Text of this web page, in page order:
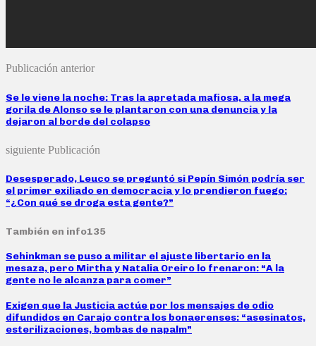
Publicación anterior
Se le viene la noche: Tras la apretada mafiosa, a la mega
gorila de Alonso se le plantaron con una denuncia y la
dejaron al borde del colapso
siguiente Publicación
Desesperado, Leuco se preguntó si Pepín Simón podría ser
el primer exiliado en democracia y lo prendieron fuego:
“¿Con qué se droga esta gente?”
También en info135
Sehinkman se puso a militar el ajuste libertario en la
mesaza, pero Mirtha y Natalia Oreiro lo frenaron: “A la
gente no le alcanza para comer”
Exigen que la Justicia actúe por los mensajes de odio
difundidos en Carajo contra los bonaerenses: “asesinatos,
esterilizaciones, bombas de napalm”